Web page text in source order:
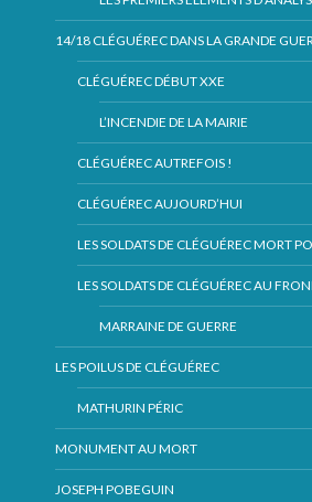
14/18 CLÉGUÉREC DANS LA GRANDE
CLÉGUÉREC DÉBUT XXE
L’INCENDIE DE LA MAIRIE
CLÉGUÉREC AUTREFOIS !
CLÉGUÉREC AUJOURD’HUI
LES SOLDATS DE CLÉGUÉREC MORT
LES SOLDATS DE CLÉGUÉREC AU
MARRAINE DE GUERRE
LES POILUS DE CLÉGUÉREC
MATHURIN PÉRIC
MONUMENT AU MORT
JOSEPH POBEGUIN